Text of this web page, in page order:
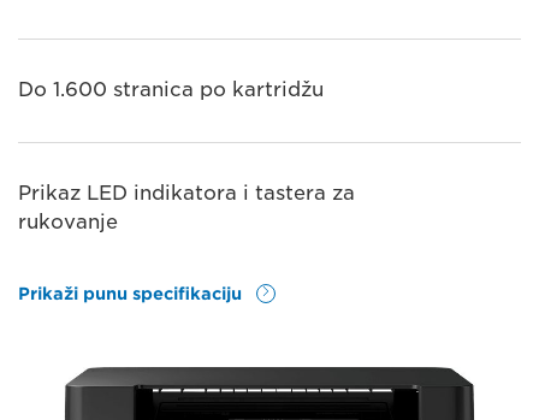
Do 1.600 stranica po kartridžu
Prikaz LED indikatora i tastera za
rukovanje
Prikaži punu specifikaciju